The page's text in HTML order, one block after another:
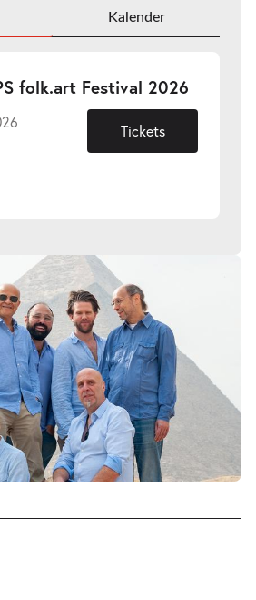
Kalender
folk.art Festival 2026
Sa.
Tickets